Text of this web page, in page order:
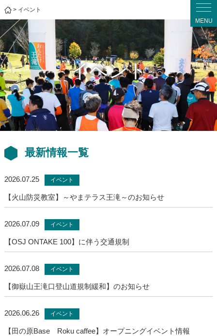
MENU
> イベント
イベント
最新情報一覧
2026.07.25 イベント
【火山防災教室】～やまテラス王滝～のお知らせ
2026.07.09 イベント
【OSJ ONTAKE 100】に伴う交通規制
2026.07.08 イベント
【御嶽山王滝口登山道規制緩和】のお知らせ
2026.06.26 イベント
【田の原Base Roku caffee】オープニングイベント情報